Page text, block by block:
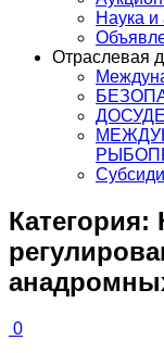
Наука и
Отраслевая
Категория:
0